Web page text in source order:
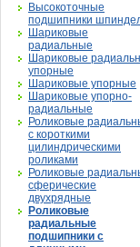
Высокоточные
подшипники
Шариковые
радиальные
Шариковые
упорные
Шариковые упорные
Шариковые упорно-
радиальные
Роликовые
с короткими
цилиндрическими
роликами
Роликовые
сферические
двухрядные
Роликовые
радиальные
подшипники с